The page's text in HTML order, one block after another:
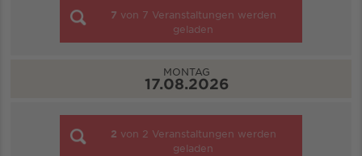
7 von 7 Veranstaltungen werden
geladen
MONTAG
17.08.2026
2 von 2 Veranstaltungen werden
geladen